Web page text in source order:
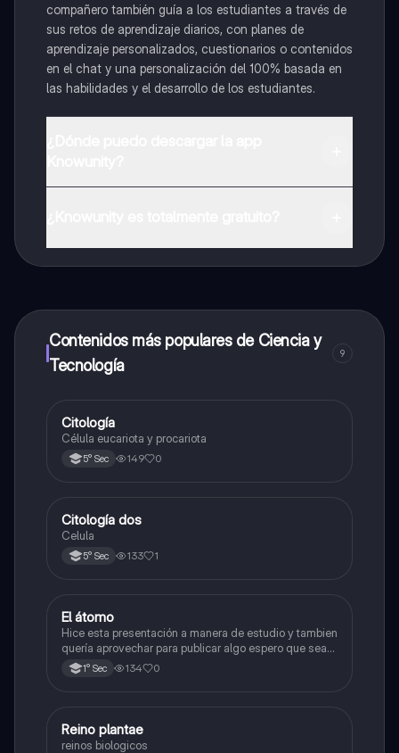
compañero también guía a los estudiantes a través de
sus retos de aprendizaje diarios, con planes de
aprendizaje personalizados, cuestionarios o contenidos
en el chat y una personalización del 100% basada en
las habilidades y el desarrollo de los estudiantes.
a determinadas funciones.
Contenidos más populares de Ciencia y
Tecnología
9
Ciencia y Tecnología
Citología
Célula eucariota y procariota
5° Sec 149 0
Ciencia y Tecnología
Citología dos
Celula
5° Sec 133 1
Ciencia y Tecnología
El átomo
Hice esta presentación a manera de estudio y tambien
quería aprovechar para publicar algo espero que sea
de su agrado , habla del átomo y lo básico sobre el,
solo eso bye
1° Sec 134 0
RCiencia y Tecnología
Reino plantae
reinos biologicos